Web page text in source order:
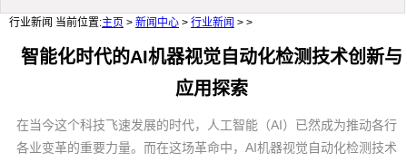
行业新闻 当前位置:主页 > 新闻中心 > 行业新闻 > >
智能化时代的AI机器视觉自动化检测技术创新与
应用探索
在当今这个科技飞速发展的时代，人工智能（AI）已然成为推动各行
各业变革的重要力量。而在这场革命中，AI机器视觉自动化检测技术